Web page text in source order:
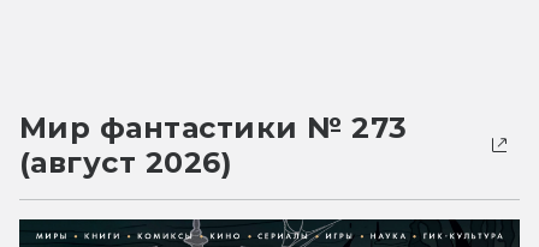
Мир фантастики № 273
(август 2026)